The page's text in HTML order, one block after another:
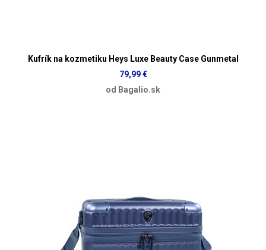
Kufrík na kozmetiku Heys Luxe Beauty Case Gunmetal
79,99 €
od Bagalio.sk